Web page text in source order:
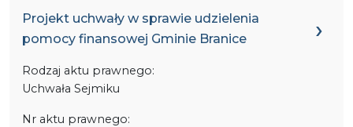
Projekt uchwały w sprawie udzielenia
pomocy finansowej Gminie Branice
Rodzaj aktu prawnego:
Uchwała Sejmiku
Nr aktu prawnego: